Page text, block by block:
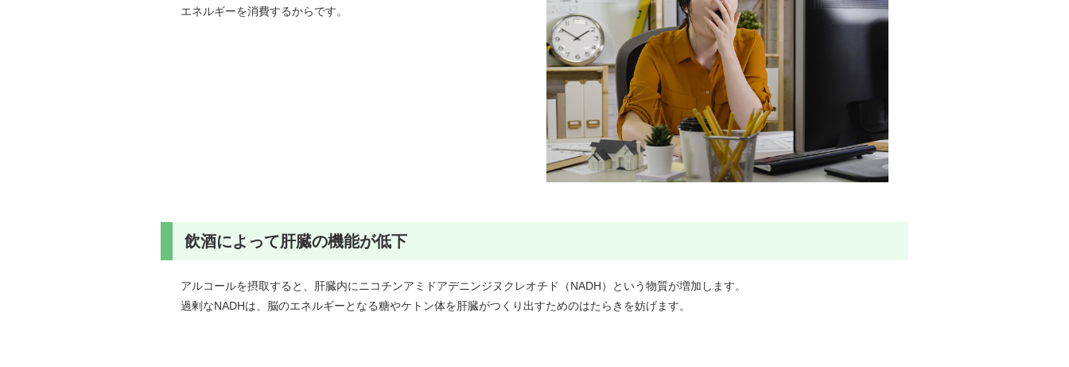
エネルギーを消費するからです。
飲酒によって肝臓の機能が低下
アルコールを摂取すると、肝臓内にニコチンアミドアデニンジヌクレオチド（NADH）という物質が増加します。
過剰なNADHは、脳のエネルギーとなる糖やケトン体を肝臓がつくり出すためのはたらきを妨げます。